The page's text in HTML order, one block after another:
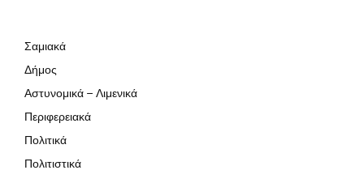
Σαμιακά
Δήμος
Αστυνομικά – Λιμενικά
Περιφερειακά
Πολιτικά
Πολιτιστικά